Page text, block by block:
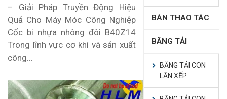
BÀN THAO TÁC
BĂNG TẢI
BĂNG TẢI CON
LĂN XẾP
– Giải Pháp Truyền Động Hiệu
Quả Cho Máy Móc Công Nghiệp
Cốc bi nhựa nhông đôi B40Z14
Trong lĩnh vực cơ khí và sản xuất
công...